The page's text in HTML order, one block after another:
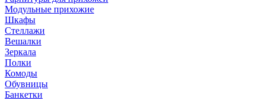
Модульные прихожие
Шкафы
Стеллажи
Вешалки
Зеркала
Полки
Комоды
Обувницы
Банкетки